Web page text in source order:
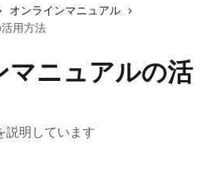
オンラインマニュアル
用方法
マニュアルの活
説明しています